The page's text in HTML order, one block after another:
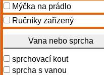
Mýčka na prádlo
Ručníky zařízený
Vana nebo sprcha
sprchovací kout
sprcha s vanou